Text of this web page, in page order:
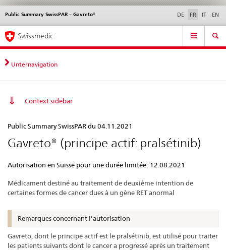
Navigation
directe:
actualités,
bases
contact
Actualités & Mises à
normes
Contact | Support &
aide
Public Summary SwissPAR – Gavreto® DE FR IT EN
Service
Navigation
Swissmedic
Unternavigation
Context sidebar
Summary
SwissPAR
–
Public Summary SwissPAR du 04.11.2021
Gavreto® (principe actif: pralsétinib)
Autorisation en Suisse pour une durée limitée: 12.08.2021
Médicament destiné au traitement de deuxième intention de
certaines formes de cancer dues à un gène RET anormal
Remarques concernant l’autorisation
Gavreto, dont le principe actif est le pralsétinib, est utilisé pour traiter
les patients suivants dont le cancer a progressé après un traitement